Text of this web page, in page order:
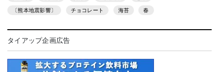
〔熊本地震影響〕 チョコレート 海苔 春
タイアップ企画広告